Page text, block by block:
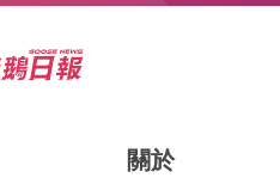
關於